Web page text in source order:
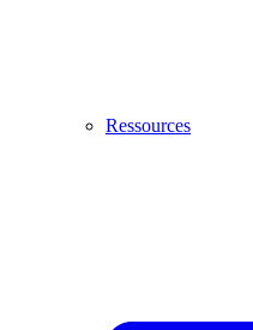
Ressources